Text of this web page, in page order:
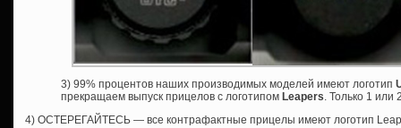
3) 99% процентов наших производимых моделей имеют логотип
прекращаем выпуск прицелов с логотипом Leapers. Только 1 или
4) ОСТЕРЕГАЙТЕСЬ — все контрафактные прицелы имеют логотип